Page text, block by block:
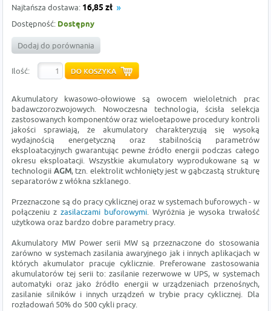
Najtańsza dostawa: 16,85 zł
Dostępność: Dostępny
Dodaj do porównania
Ilość:
Akumulatory kwasowo-ołowiowe są owocem wieloletnich prac
badawczorozwojowych. Nowoczesna technologia, ścisła selekcja
zastosowanych komponentów oraz wieloetapowe procedury kontroli
jakości sprawiają, że akumulatory charakteryzują się wysoką
wydajnością energetyczną oraz stabilnością parametrów
eksploatacyjnych gwarantując pewne źródło energii podczas całego
okresu eksploatacji. Wszystkie akumulatory wyprodukowane są w
technologii AGM, tzn. elektrolit wchłonięty jest w gąbczastą strukturę
separatorów z włókna szklanego.
Przeznaczone są do pracy cyklicznej oraz w systemach buforowych - w
połączeniu zzasilaczami buforowymi. Wyróżnia je wysoka trwałość
użytkowa oraz bardzo dobre parametry pracy.
Akumulatory MW Power serii MW są przeznaczone do stosowania
zarówno w systemach zasilania awaryjnego jak i innych aplikacjach w
których akumulator pracuje cyklicznie. Preferowane zastosowania
akumulatorów tej serii to: zasilanie rezerwowe w UPS, w systemach
automatyki oraz jako źródło energii w urządzeniach przenośnych,
zasilanie silników i innych urządzeń w trybie pracy cyklicznej. Dla
rozładowań 50% do 500 cykli pracy.